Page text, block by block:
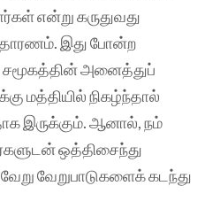
என்று கருதுவது
இது போன்ற
அனைத்துப்
மத்தியில் நிகழ்ந்தால்
இருக்கும். ஆனால், நம்
ஒத்திசைந்து
வேறுபாடுகளைக் கடந்து